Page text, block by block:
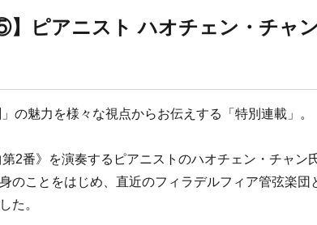
】ピアニスト ハオチェン・チャ
」の魅力を様々な視点からお伝えする「特別連載」。
2番》を演奏するピアニストのハオチェン・チャン
のことをはじめ、直近のフィラデルフィア管弦楽団
た。